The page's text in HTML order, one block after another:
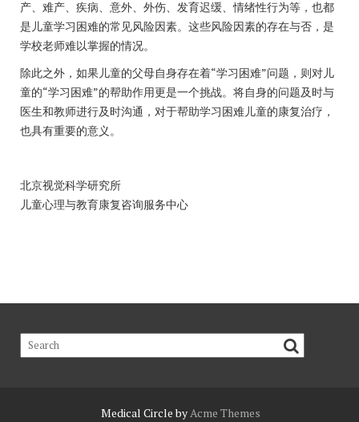
产、难产、疾病、意外、外伤、发育迟缓、情绪性行为等，也都
是儿童学习困难的常见风险因素。这些风险因素的存在与否，是
学校老师难以掌握的情况。
除此之外，如果儿童的父母自身存在着“学习困难”问题，则对儿
童的“学习困难”的帮助作用更是一个挑战。将自身的问题及时与
医生和教师进行及时沟通，对于帮助学习困难儿童的康复治疗，
也具有重要的意义。
北京视觉科学研究所
儿童心理与教育康复咨询服务中心
Medical Circle byAcme Themes